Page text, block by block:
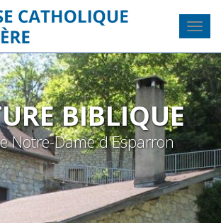
BIBLIQUE
Notre-Dame d'Esparron